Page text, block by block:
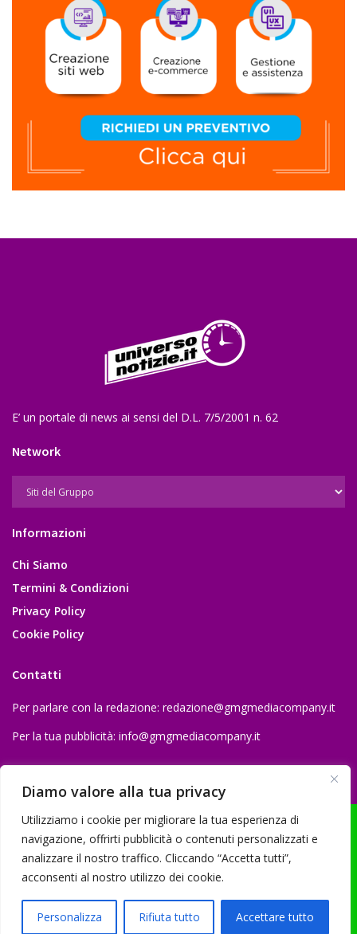
Diamo valore alla tua privacy
Utilizziamo i cookie per migliorare la tua esperienza di
navigazione, offrirti pubblicità o contenuti personalizzati e
analizzare il nostro traffico. Cliccando “Accetta tutti”,
acconsenti al nostro utilizzo dei cookie.
Personalizza Rifiuta tutto Accettare tutto
E’ un portale di news ai sensi del D.L. 7/5/2001 n. 62
Network
Informazioni
Chi Siamo
Termini & Condizioni
Privacy Policy
Cookie Policy
Contatti
Per parlare con la redazione: redazione@gmgmediacompany.it
Per la tua pubblicità: info@gmgmediacompany.it
© 2026 GMG Media Company Di Mossutti Gianluca | Sede legale: Corso
03234710642 | C.F: MSSGLC89D15L483O | REA: AV - 313130 | Domicilio
digitale: gmgmediacompany@pec.it